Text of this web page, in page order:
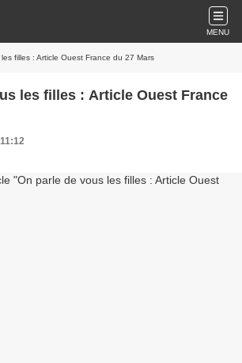
MENU
filles : Article Ouest France du 27 Mars
les filles : Article Ouest France